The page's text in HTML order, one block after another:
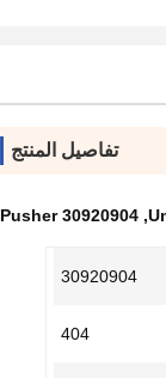
تفاصيل المنتج
,
30920904 Pusher
30920904
404